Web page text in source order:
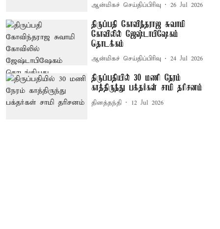
ஆன்மிகச் செய்திப்பிரிவு 26 Jul 2026
திருப்பதி கோவிந்தராஜ சுவாமி
கோவிலில் ஜேஷ்டாபிஷேகம்
தொடக்கம்
ஆன்மிகச் செய்திப்பிரிவு 24 Jul 2026
திருப்பதியில் 30 மணி நேரம்
காத்திருந்து பக்தர்கள் சாமி தரிசனம்
தினத்தந்தி 12 Jul 2026